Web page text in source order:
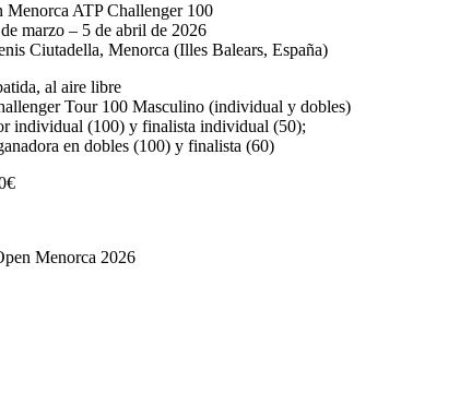
Menorca ATP Challenger 100
marzo – 5 de abril de 2026
Ciutadella, Menorca (Illes Balears, España)
al aire libre
Tour 100 Masculino (individual y dobles)
individual (100) y finalista individual (50);
en dobles (100) y finalista (60)
Menorca 2026